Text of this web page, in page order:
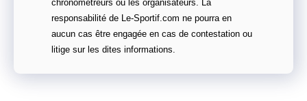
chronométreurs ou les organisateurs. La
responsabilité de Le-Sportif.com ne pourra en
aucun cas être engagée en cas de contestation ou
litige sur les dites informations.